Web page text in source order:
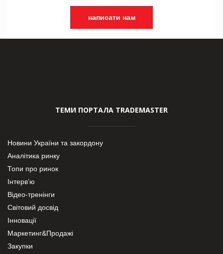
написати нам
ТЕМИ ПОРТАЛА TRADEMASTER
Новини України та закордону
Аналітика ринку
Топи про ринок
Інтерв’ю
Відео-тренінги
Світовий досвід
Інновації
Маркетинг&Продажі
Закупки